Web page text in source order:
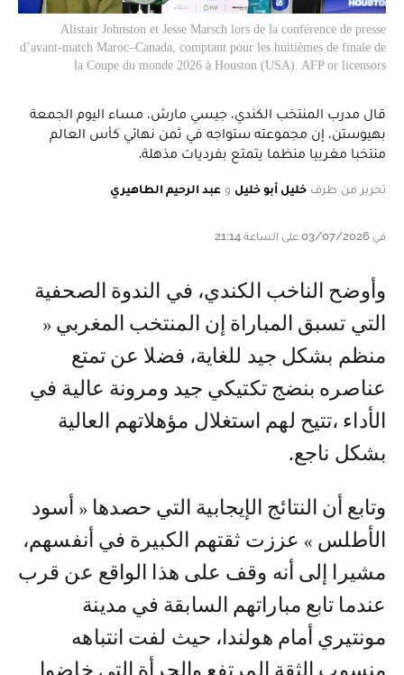
Alistair Johnston et Jesse Marsch lors de la conférence de presse
d’avant-match Maroc–Canada, comptant pour les huitièmes de finale de
la Coupe du monde 2026 à Houston (USA). AFP or licensors
قال مدرب المنتخب الكندي، جيسي مارش، مساء اليوم الجمعة
بهيوستن، إن مجموعته ستواجه في ثمن نهائي كأس العالم
منتخبا مغربيا منظما يتمتع بفرديات مذهلة.
تحرير من طرف خليل أبو خليل و عبد الرحيم الطاهيري
في 03/07/2026 على الساعة 21:14
وأوضح الناخب الكندي، في الندوة الصحفية
التي تسبق المباراة إن المنتخب المغربي «
منظم بشكل جيد للغاية، فضلا عن تمتع
عناصره بنضج تكتيكي جيد ومرونة عالية في
الأداء ،تتيح لهم استغلال مؤهلاتهم العالية
بشكل ناجع.
وتابع أن النتائج الإيجابية التي حصدها « أسود
الأطلس » عززت ثقتهم الكبيرة في أنفسهم،
مشيرا إلى أنه وقف على هذا الواقع عن قرب
عندما تابع مباراتهم السابقة في مدينة
مونتيري أمام هولندا، حيث لفت انتباهه